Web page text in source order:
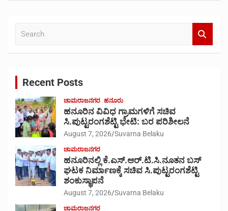
Recent Posts
ಚಾಮರಾಜನಗರ ಹನೂರು
ಹನೂರಿನ ವಿವಿಧ ಗ್ರಾಮಗಳಿಗೆ ಸಚಿವ
ಸಿ.ಪುಟ್ಟರಂಗಶೆಟ್ಟಿ ಭೇಟಿ: ಬರ ಪರಿಶೀಲನೆ
August 7, 2026 Suvarna Belaku
ಚಾಮರಾಜನಗರ
ಹನೂರಿನಲ್ಲಿ ಕೆ.ಎಸ್.ಆರ್.ಟಿ.ಸಿ.ನೂತನ ಬಸ್
ಘಟಕ ನಿರ್ಮಾಣಕ್ಕೆ ಸಚಿವ ಸಿ.ಪುಟ್ಟರಂಗಶೆಟ್ಟಿ
ಶಂಕುಸ್ಥಾಪನೆ
August 7, 2026 Suvarna Belaku
ಚಾಮರಾಜನಗರ